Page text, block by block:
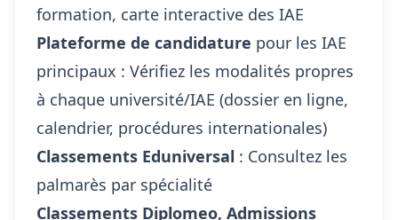
formation, carte interactive des IAE
Plateforme de candidature pour les IAE
principaux : Vérifiez les modalités propres
à chaque université/IAE (dossier en ligne,
calendrier, procédures internationales)
Classements Eduniversal : Consultez les
palmarès par spécialité
Classements Diplomeo, Admissions